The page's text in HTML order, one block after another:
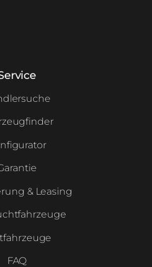
& Leasing
FAQ